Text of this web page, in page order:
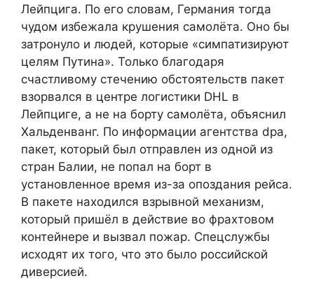
Лейпцига. По его словам, Германия тогда
чудом избежала крушения самолёта. Оно бы
затронуло и людей, которые «симпатизируют
целям Путина». Только благодаря
счастливому стечению обстоятельств пакет
взорвался в центре логистики DHL в
Лейпциге, а не на борту самолёта, объяснил
Хальденванг. По информации агентства dpa,
пакет, который был отправлен из одной из
стран Балии, не попал на борт в
установленное время из-за опоздания рейса.
В пакете находился взрывной механизм,
который пришёл в действие во фрахтовом
контейнере и вызвал пожар. Спецслужбы
исходят их того, что это было российской
диверсией.